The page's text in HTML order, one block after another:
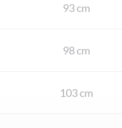
93 cm
98 cm
103 cm